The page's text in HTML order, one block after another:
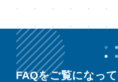
FAQをご覧になっ